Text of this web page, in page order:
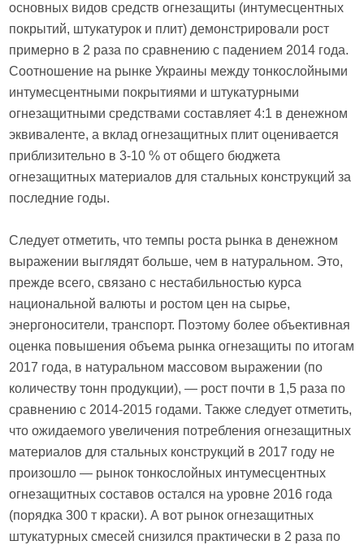
основных видов средств огнезащиты (интумесцентных
покрытий, штукатурок и плит) демонстрировали рост
примерно в 2 раза по сравнению с падением 2014 года.
Соотношение на рынке Украины между тонкослойными
интумесцентными покрытиями и штукатурными
огнезащитными средствами составляет 4:1 в денежном
эквиваленте, а вклад огнезащитных плит оценивается
приблизительно в 3-10 % от общего бюджета
огнезащитных материалов для стальных конструкций за
последние годы.
Следует отметить, что темпы роста рынка в денежном
выражении выглядят больше, чем в натуральном. Это,
прежде всего, связано с нестабильностью курса
национальной валюты и ростом цен на сырье,
энергоносители, транспорт. Поэтому более объективная
оценка повышения объема рынка огнезащиты по итогам
2017 года, в натуральном массовом выражении (по
количеству тонн продукции), — рост почти в 1,5 раза по
сравнению с 2014-2015 годами. Также следует отметить,
что ожидаемого увеличения потребления огнезащитных
материалов для стальных конструкций в 2017 году не
произошло — рынок тонкослойных интумесцентных
огнезащитных составов остался на уровне 2016 года
(порядка 300 т краски). А вот рынок огнезащитных
штукатурных смесей снизился практически в 2 раза по